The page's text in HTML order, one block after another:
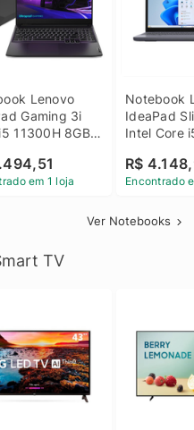
Lenovo
Gaming 3i
11300H 8GB
4GB 15.6
- Preto
em 1 loja
Notebook
IdeaPad
Intel Core
SSD Win
R$
Encontrado
Ver Notebooks
TV